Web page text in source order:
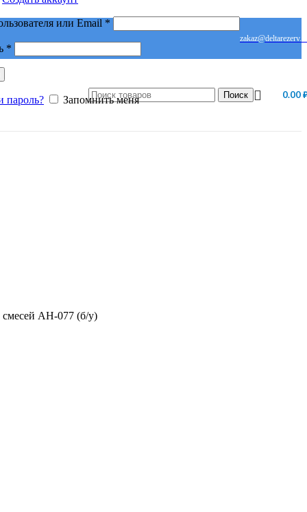
или Email *Обязательно
*
пароль? Запомнить меня Поиск 0.00
смесей АН-077 (б/у)